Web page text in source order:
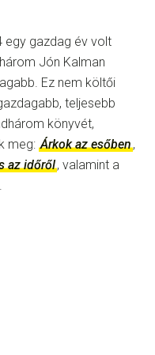
egy gazdag év volt
Jón Kalman
Ez nem költői
teljesebb
könyvét,
meg: Árkok az esőben,
az időről, valamint a